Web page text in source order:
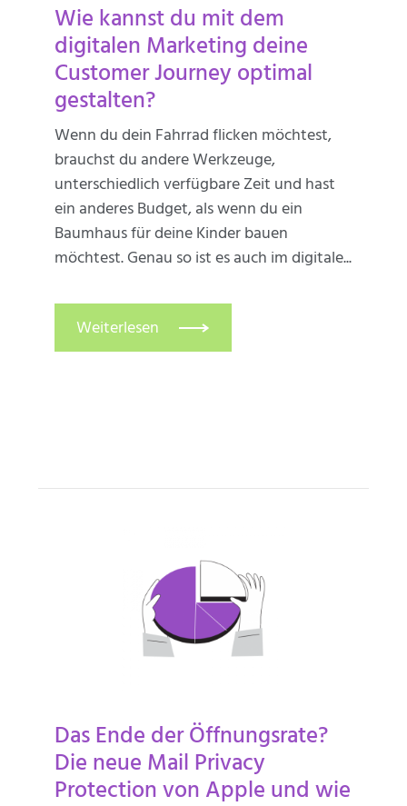
Wie kannst du mit dem
digitalen Marketing deine
Customer Journey optimal
gestalten?
Wenn du dein Fahrrad flicken möchtest,
brauchst du andere Werkzeuge,
unterschiedlich verfügbare Zeit und hast
ein anderes Budget, als wenn du ein
Baumhaus für deine Kinder bauen
möchtest. Genau so ist es auch im digitale...
Weiterlesen
Das Ende der Öffnungsrate?
Die neue Mail Privacy
Protection von Apple und wie